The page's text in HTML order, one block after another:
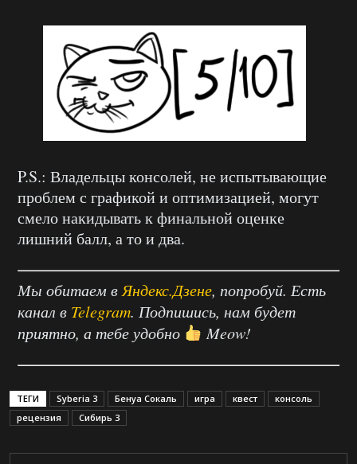
P.S.: Владельцы консолей, не испытывающие
проблем с графикой и оптимизацией, могут
смело накидывать к финальной оценке
лишний балл, а то и два.
Мы обитаем в Яндекс.Дзене, попробуй. Есть
канал в Telegram. Подпишись, нам будет
приятно, а тебе удобно
Meow!
ТЕГИ Syberia 3 Бенуа Сокаль игра квест
консоль
рецензия
Сибирь 3